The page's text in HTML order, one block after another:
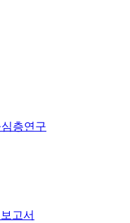
층연구
고서